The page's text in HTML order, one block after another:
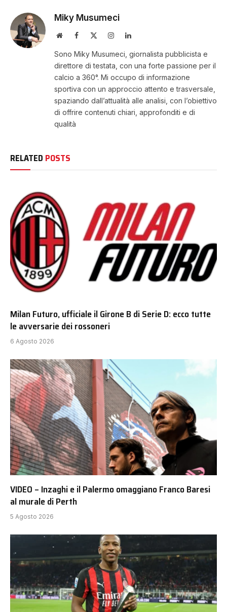
Miky Musumeci
WebsiteFacebook InstagramLinkedIn
Sono Miky Musumeci, giornalista pubblicista e
direttore di testata, con una forte passione per il
calcio a 360°. Mi occupo di informazione
sportiva con un approccio attento e trasversale,
spaziando dall’attualità alle analisi, con l’obiettivo
di offrire contenuti chiari, approfonditi e di
qualità
RELATED POSTS
Milan Futuro, ufficiale il Girone B di Serie D: ecco tutte
le avversarie dei rossoneri
6 Agosto 2026
VIDEO – Inzaghi e il Palermo omaggiano Franco Baresi
al murale di Perth
5 Agosto 2026